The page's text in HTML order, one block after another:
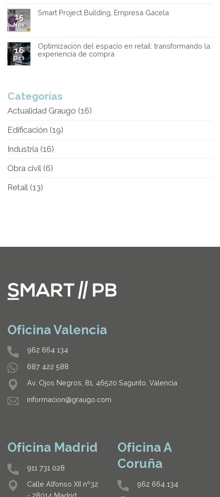
15
Nov
Smart Project Building, Empresa Gacela
16
Oct
Optimización del espacio en retail: transformando la
experiencia de compra
Categorías
Actualidad Graugo (16)
Edificación (19)
Industria (16)
Obra civil (6)
Retail (13)
Oficina Madrid
911 731 028
Calle Alfonso XII nº32
- 28014 Madrid
Oficina Valencia
962 664 134
687 422 588
Av. Ojos Negros, 81, 46520 Sagunto, Valencia
informacion@graugo.com
Oficina A
Coruña
962 664 134